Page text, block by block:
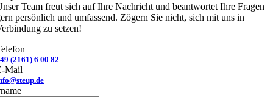
Team freut sich auf Ihre Nachricht und beantwortet Ihre Fragen
persönlich und umfassend. Zögern Sie nicht, sich mit uns in
zu setzen!
(2161) 6 00 82
Mail